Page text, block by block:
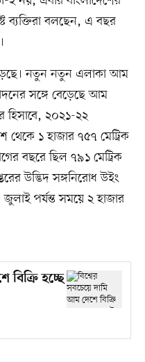
ব্যক্তিরা বলছেন, এ বছর
নতুন নতুন এলাকা আম
সঙ্গে বেড়েছে আম
হিসাবে, ২০২১-২২
থেকে ১ হাজার ৭৫৭ মেট্রিক
বছরে ছিল ৭৯১ মেট্রিক
উদ্ভিদ সঙ্গনিরোধ উইং
পর্যন্ত সময়ে ২ হাজার
বিক্রি হচ্ছে